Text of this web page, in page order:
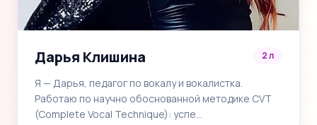
Дарья Клишина 2 л
Я — Дарья, педагог по вокалу и вокалистка.
Работаю по научно обоснованной методике CVT
(Complete Vocal Technique): успе…